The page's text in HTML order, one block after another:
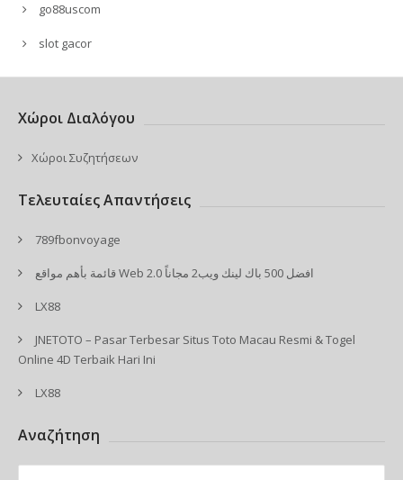
go88uscom
slot gacor
Χώροι Διαλόγου
Χώροι Συζητήσεων
Τελευταίες Απαντήσεις
789fbonvoyage
قائمة بأهم مواقع Web 2.0 افضل 500 باك لينك ويب2 مجاناً
LX88
JNETOTO – Pasar Terbesar Situs Toto Macau Resmi & Togel
Online 4D Terbaik Hari Ini
LX88
Αναζήτηση